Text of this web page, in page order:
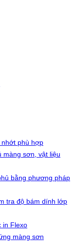
nhớt phù hợp
màng sơn, vật liệu
bằng phương pháp
tra độ bám dính lớp
in Flexo
màng sơn